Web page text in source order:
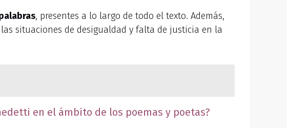
, presentes a lo largo de todo el texto. Además,
situaciones de desigualdad y falta de justicia en la
en el ámbito de los poemas y poetas?